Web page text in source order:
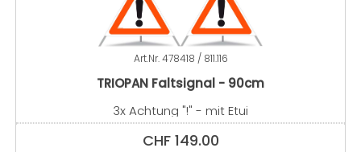
Art.Nr.478418 / 811.116
TRIOPAN Faltsignal - 90cm
3x Achtung "!" - mit Etui
CHF 149.00